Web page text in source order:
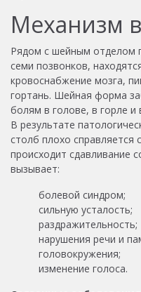
Механизм
Рядом с шейным отделом
семи позвонков,
кровоснабжение мозга,
гортань. Шейная форма
болям в голове, в горле и
В результате
столб плохо справляется
происходит сдавливание
вызывает:
болевой синдром;
сильную усталость;
раздражительность;
нарушения речи и
головокружения;
изменение голоса.